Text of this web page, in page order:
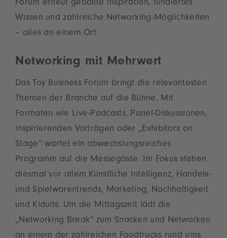
Forum erneut geballte Inspiration, fundiertes
Wissen und zahlreiche Networking-Möglichkeiten
– alles an einem Ort.
Networking mit Mehrwert
Das Toy Business Forum bringt die relevantesten
Themen der Branche auf die Bühne. Mit
Formaten wie Live-Podcasts, Panel-Diskussionen,
inspirierenden Vorträgen oder „Exhibitors on
Stage“ wartet ein abwechslungsreiches
Programm auf die Messegäste. Im Fokus stehen
diesmal vor allem Künstliche Intelligenz, Handels-
und Spielwarentrends, Marketing, Nachhaltigkeit
und Kidults. Um die Mittagszeit lädt die
„Networking Break“ zum Snacken und Networken